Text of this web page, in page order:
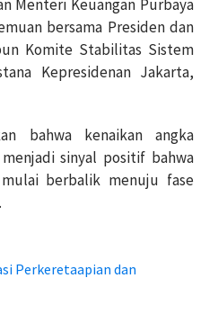
Menteri Keuangan Purbaya
bersama Presiden dan
Komite Stabilitas Sistem
Kepresidenan Jakarta,
bahwa kenaikan angka
sinyal positif bahwa
berbalik menuju fase
Perkeretaapian dan